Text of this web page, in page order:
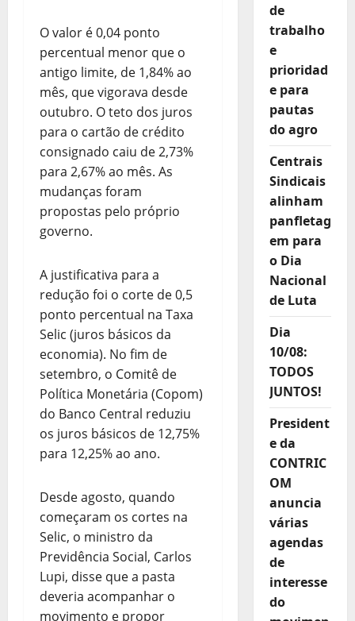
O valor é 0,04 ponto
percentual menor que o
antigo limite, de 1,84% ao
mês, que vigorava desde
outubro. O teto dos juros
para o cartão de crédito
consignado caiu de 2,73%
para 2,67% ao mês. As
mudanças foram
propostas pelo próprio
governo.
A justificativa para a
redução foi o corte de 0,5
ponto percentual na Taxa
Selic (juros básicos da
economia). No fim de
setembro, o Comitê de
Política Monetária (Copom)
do Banco Central reduziu
os juros básicos de 12,75%
para 12,25% ao ano.
Desde agosto, quando
começaram os cortes na
Selic, o ministro da
Previdência Social, Carlos
Lupi, disse que a pasta
deveria acompanhar o
movimento e propor
de
trabalho
e
prioridad
e para
pautas
do agro
Centrais
Sindicais
alinham
panfletag
em para
o Dia
Nacional
de Luta
Dia
10/08:
TODOS
JUNTOS!
President
e da
CONTRIC
OM
anuncia
várias
agendas
de
interesse
do